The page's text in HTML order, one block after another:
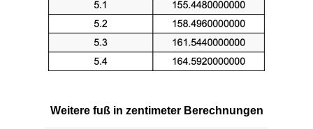
Weitere fuß in zentimeter Berechnungen